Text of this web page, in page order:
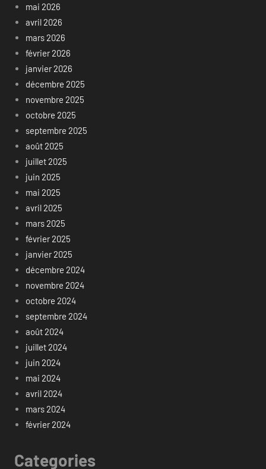
mai 2026
avril 2026
mars 2026
février 2026
janvier 2026
décembre 2025
novembre 2025
octobre 2025
septembre 2025
août 2025
juillet 2025
juin 2025
mai 2025
avril 2025
mars 2025
février 2025
janvier 2025
décembre 2024
novembre 2024
octobre 2024
septembre 2024
août 2024
juillet 2024
juin 2024
mai 2024
avril 2024
mars 2024
février 2024
Categories